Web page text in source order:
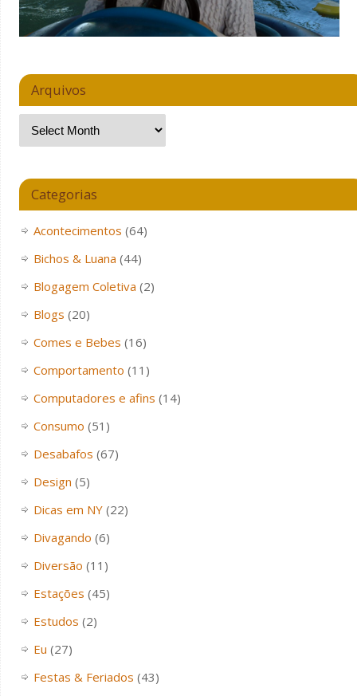
Arquivos
Categorias
Acontecimentos (64)
Bichos & Luana (44)
Blogagem Coletiva (2)
Blogs (20)
Comes e Bebes (16)
Comportamento (11)
Computadores e afins (14)
Consumo (51)
Desabafos (67)
Design (5)
Dicas em NY(22)
Divagando (6)
Diversão (11)
Estações (45)
Estudos (2)
Eu (27)
Festas & Feriados (43)